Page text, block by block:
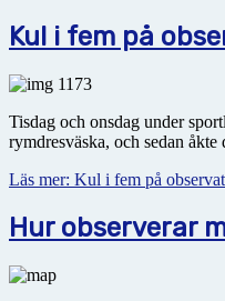
Kul i fem på
Tisdag och onsdag under
rymdresväska, och sedan
Läs mer: Kul i fem på
Hur observerar